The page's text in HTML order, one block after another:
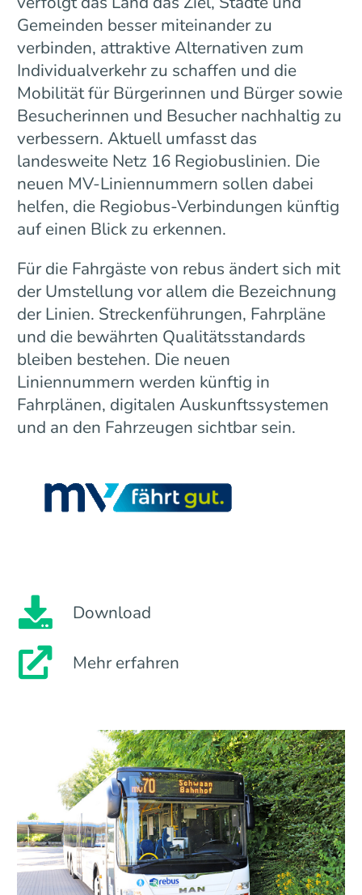
Gemeinden besser miteinander zu
verbinden, attraktive Alternativen zum
Individualverkehr zu schaffen und die
Mobilität für Bürgerinnen und Bürger sowie
Besucherinnen und Besucher nachhaltig zu
verbessern. Aktuell umfasst das
landesweite Netz 16 Regiobuslinien. Die
neuen MV-Liniennummern sollen dabei
helfen, die Regiobus-Verbindungen künftig
auf einen Blick zu erkennen.
Für die Fahrgäste von rebus ändert sich mit
der Umstellung vor allem die Bezeichnung
der Linien. Streckenführungen, Fahrpläne
und die bewährten Qualitätsstandards
bleiben bestehen. Die neuen
Liniennummern werden künftig in
Fahrplänen, digitalen Auskunftssystemen
und an den Fahrzeugen sichtbar sein.
Download
Mehr erfahren